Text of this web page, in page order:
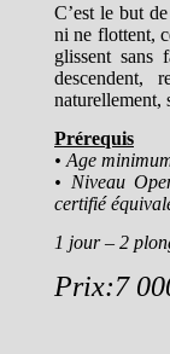
C’est le but
ni ne flottent,
glissent sans
descendent,
naturellement,
Prérequis
• Age
• Niveau
certifié
1 jour – 2
Prix:7